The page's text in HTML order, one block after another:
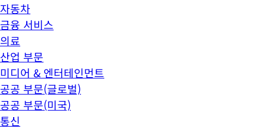
자동차
금융 서비스
의료
산업 부문
미디어 & 엔터테인먼트
공공 부문(글로벌)
공공 부문(미국)
통신